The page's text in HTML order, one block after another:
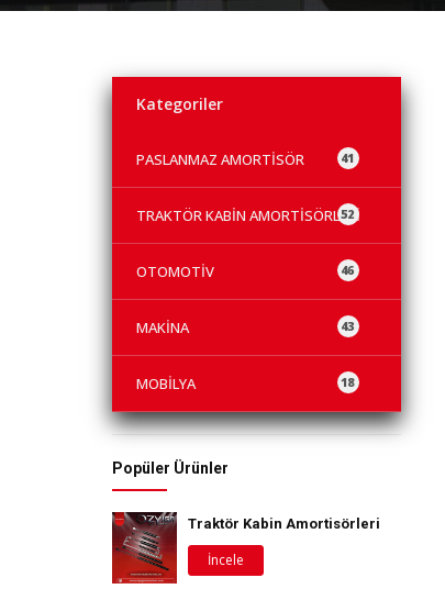
Kategoriler
41
PASLANMAZ AMORTİSÖR
52
TRAKTÖR KABİN AMORTİSÖRLERİ
46
OTOMOTİV
43
MAKİNA
18
MOBİLYA
Popüler Ürünler
Traktör Kabin Amortisörleri
İncele